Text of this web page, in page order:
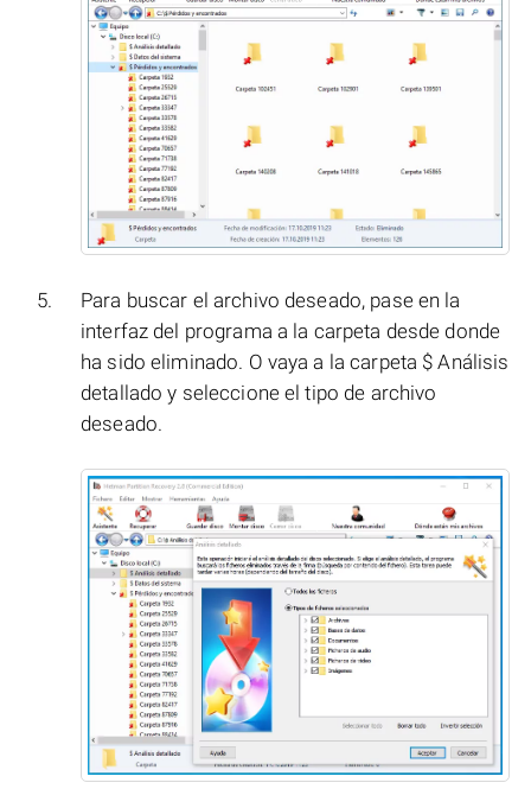
Para buscar el archivo deseado, pase en la
interfaz del programa a la carpeta desde donde
ha sido eliminado. O vaya a la carpeta $ Análisis
detallado y seleccione el tipo de archivo
deseado.